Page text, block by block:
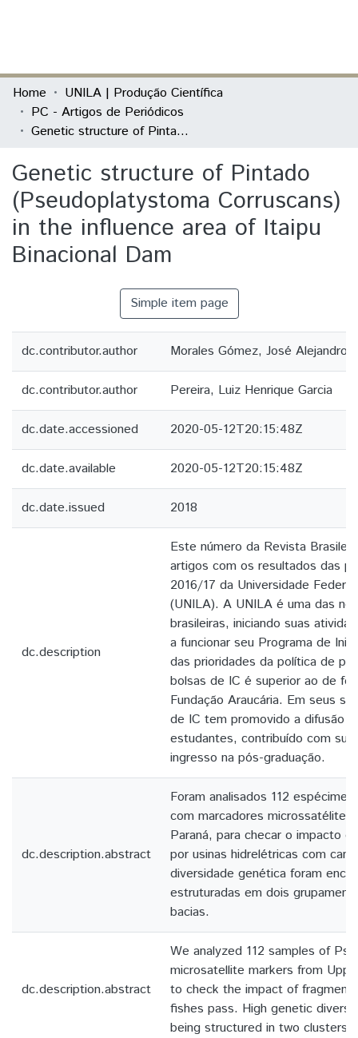
Communities & Collections
All of DSpace
Home
UNILA | Produção Científica
PC - Artigos de Periódicos
Genetic structure of Pintado (Pseudoplatystoma Corruscans) in the influence area of Itaipu Binacional Dam
Genetic structure of Pintado
(Pseudoplatystoma Corruscans)
in the influence area of Itaipu
Binacional Dam
Simple item page
dc.contributor.author Morales Gómez, José Alejandro
dc.contributor.author Pereira, Luiz Henrique Garcia
dc.date.accessioned 2020-05-12T20:15:48Z
dc.date.available 2020-05-12T20:15:48Z
dc.date.issued 2018
dc.description
Este número da Revista
artigos com os resultados das
2016/17 da Universidade
(UNILA). A UNILA é uma das
brasileiras, iniciando suas
a funcionar seu Programa de
das prioridades da política de
bolsas de IC é superior ao de
Fundação Araucária. Em seus
de IC tem promovido a difusão
estudantes, contribuído com
ingresso na pós-graduação.
dc.description.abstract
Foram analisados 112
com marcadores
Paraná, para checar o impacto
por usinas hidrelétricas com
diversidade genética foram
estruturadas em dois
bacias.
dc.description.abstract
We analyzed 112 samples of
microsatellite markers from
to check the impact of
fishes pass. High genetic
being structured in two clusters